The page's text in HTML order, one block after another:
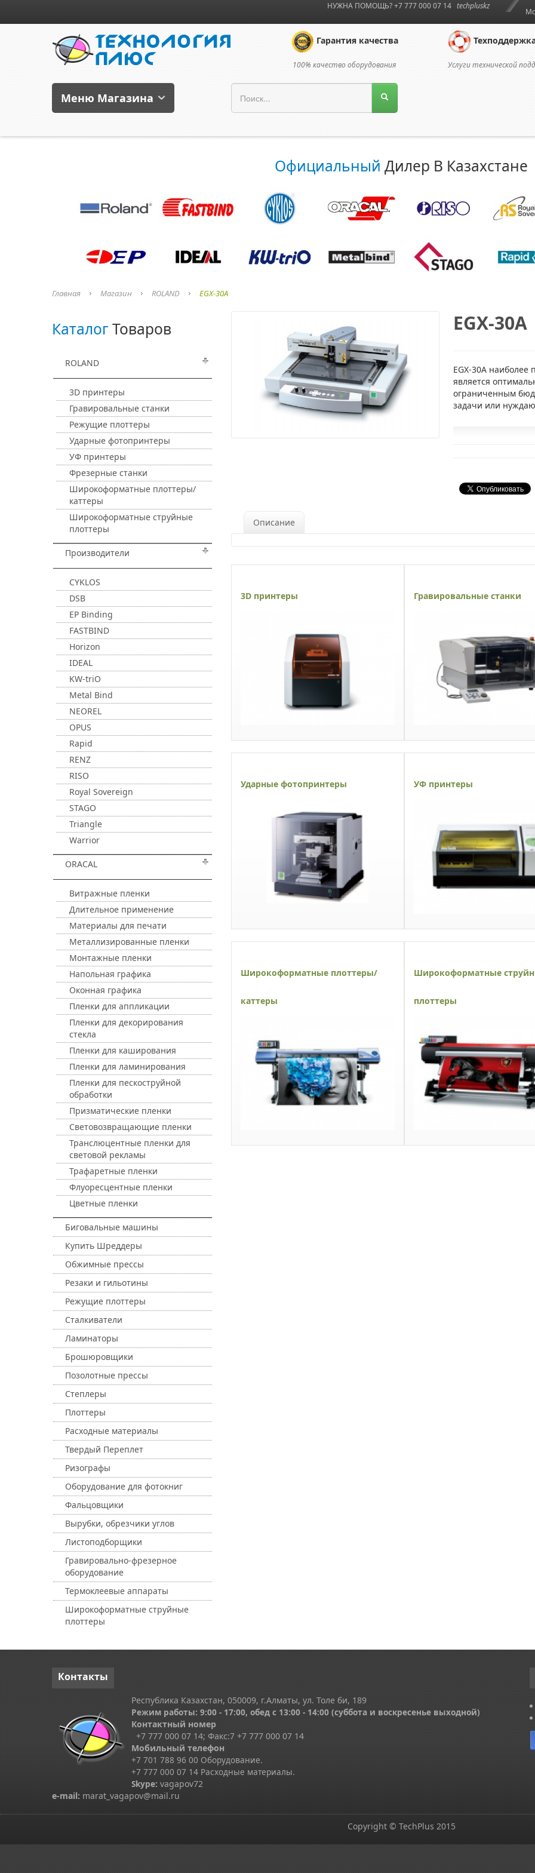
НУЖНА ПОМОЩЬ? +7 777 000 07 14 techpluskz
Гарантия качества
100% качество оборудования Услуги технической
Меню Магазина
Официальный Дилер В Казахстане
Главная Магазин ROLAND EGX-30A
КаталогТоваров
ROLAND
3D принтеры
Гравировальные станки
Режущие плоттеры
Ударные фотопринтеры
УФ принтеры
Фрезерные станки
Широкоформатные плоттеры/
каттеры
Широкоформатные струйные
плоттеры
Производители
CYKLOS
DSB
EP Binding
FASTBIND
Horizon
IDEAL
KW-triO
Metal Bind
NEOREL
OPUS
Rapid
RENZ
RISO
Royal Sovereign
STAGO
Triangle
Warrior
ORACAL
Витражные пленки
Длительное применение
Материалы для печати
Металлизированные пленки
Монтажные пленки
Напольная графика
Оконная графика
Пленки для аппликации
Пленки для декорирования
стекла
Пленки для каширования
Пленки для ламинирования
Пленки для пескоструйной
обработки
Призматические пленки
Световозвращающие пленки
Транслюцентные пленки для
световой рекламы
Трафаретные пленки
Флуоресцентные пленки
Цветные пленки
Биговальные машины
Купить Шреддеры
Обжимные прессы
Резаки и гильотины
Режущие плоттеры
Сталкиватели
Ламинаторы
Брошюровщики
Позолотные прессы
Степлеры
Плоттеры
Расходные материалы
Твердый Переплет
Ризографы
Оборудование для фотокниг
Фальцовщики
Вырубки, обрезчики углов
Листоподборщики
Гравировально-фрезерное
оборудование
Термоклеевые аппараты
Широкоформатные струйные
плоттеры
EGX-30A
EGX-30A
является
ограниченным
задачи или
Описание
3D принтеры Гравировальные станки
Ударные фотопринтеры УФ принтеры
Широкоформатные плоттеры/
каттеры
Широкоформатные
плоттеры
Контакты
Республика Казахстан, 050009, г.Алматы, ул. Толе би, 189
Режим работы: 9:00 - 17:00, обед с 13:00 - 14:00 (суббота и воскресенье выходной)
Контактный номер
+7 777 000 07 14; Факс:7 +7 777 000 07 14
Мобильный телефон
+7 701 788 96 00 Оборудование.
+7 777 000 07 14 Расходные материалы.
Skype: vagapov72
e-mail: marat_vagapov@mail.ru
Copyright © TechPlus 2015